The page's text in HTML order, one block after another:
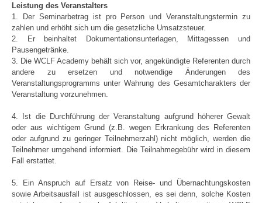
Leistung des Veranstalters
1. Der Seminarbetrag ist pro Person und Veranstaltungstermin zu
zahlen und erhöht sich um die gesetzliche Umsatzsteuer.
2. Er beinhaltet Dokumentationsunterlagen, Mittagessen und
Pausengetränke.
3. Die WCLF Academy behält sich vor, angekündigte Referenten durch
andere zu ersetzen und notwendige Änderungen des
Veranstaltungsprogramms unter Wahrung des Gesamtcharakters der
Veranstaltung vorzunehmen.
4. Ist die Durchführung der Veranstaltung aufgrund höherer Gewalt
oder aus wichtigem Grund (z.B. wegen Erkrankung des Referenten
oder aufgrund zu geringer Teilnehmerzahl) nicht möglich, werden die
Teilnehmer umgehend informiert. Die Teilnahmegebühr wird in diesem
Fall erstattet.
5. Ein Anspruch auf Ersatz von Reise- und Übernachtungskosten
sowie Arbeitsausfall ist ausgeschlossen, es sei denn, solche Kosten